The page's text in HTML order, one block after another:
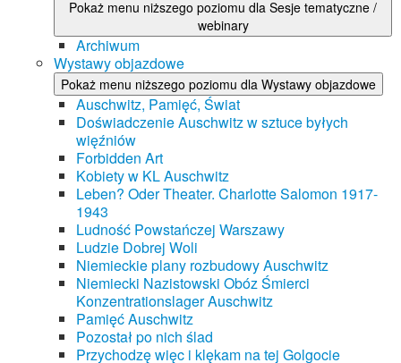
Pokaż menu niższego poziomu dla Sesje tematyczne /
webinary
Archiwum
Wystawy objazdowe
Pokaż menu niższego poziomu dla Wystawy objazdowe
Auschwitz, Pamięć, Świat
Doświadczenie Auschwitz w sztuce byłych
więźniów
Forbidden Art
Kobiety w KL Auschwitz
Leben? Oder Theater. Charlotte Salomon 1917-
1943
Ludność Powstańczej Warszawy
Ludzie Dobrej Woli
Niemieckie plany rozbudowy Auschwitz
Niemiecki Nazistowski Obóz Śmierci
Konzentrationslager Auschwitz
Pamięć Auschwitz
Pozostał po nich ślad
Przychodzę więc i klękam na tej Golgocie